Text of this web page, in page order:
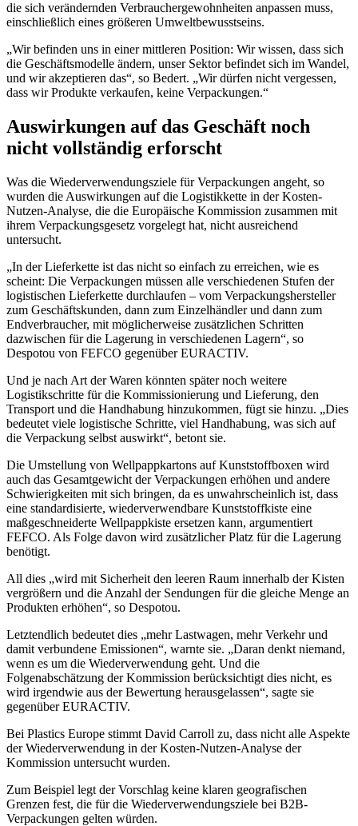
die sich verändernden Verbrauchergewohnheiten anpassen muss,
einschließlich eines größeren Umweltbewusstseins.
„Wir befinden uns in einer mittleren Position: Wir wissen, dass sich
die Geschäftsmodelle ändern, unser Sektor befindet sich im Wandel,
und wir akzeptieren das“, so Bedert. „Wir dürfen nicht vergessen,
dass wir Produkte verkaufen, keine Verpackungen.“
Auswirkungen auf das Geschäft noch
nicht vollständig erforscht
Was die Wiederverwendungsziele für Verpackungen angeht, so
wurden die Auswirkungen auf die Logistikkette in der Kosten-
Nutzen-Analyse, die die Europäische Kommission zusammen mit
ihrem Verpackungsgesetz vorgelegt hat, nicht ausreichend
untersucht.
„In der Lieferkette ist das nicht so einfach zu erreichen, wie es
scheint: Die Verpackungen müssen alle verschiedenen Stufen der
logistischen Lieferkette durchlaufen – vom Verpackungshersteller
zum Geschäftskunden, dann zum Einzelhändler und dann zum
Endverbraucher, mit möglicherweise zusätzlichen Schritten
dazwischen für die Lagerung in verschiedenen Lagern“, so
Despotou von FEFCO gegenüber EURACTIV.
Und je nach Art der Waren könnten später noch weitere
Logistikschritte für die Kommissionierung und Lieferung, den
Transport und die Handhabung hinzukommen, fügt sie hinzu. „Dies
bedeutet viele logistische Schritte, viel Handhabung, was sich auf
die Verpackung selbst auswirkt“, betont sie.
Die Umstellung von Wellpappkartons auf Kunststoffboxen wird
auch das Gesamtgewicht der Verpackungen erhöhen und andere
Schwierigkeiten mit sich bringen, da es unwahrscheinlich ist, dass
eine standardisierte, wiederverwendbare Kunststoffkiste eine
maßgeschneiderte Wellpappkiste ersetzen kann, argumentiert
FEFCO. Als Folge davon wird zusätzlicher Platz für die Lagerung
benötigt.
All dies „wird mit Sicherheit den leeren Raum innerhalb der Kisten
vergrößern und die Anzahl der Sendungen für die gleiche Menge an
Produkten erhöhen“, so Despotou.
Letztendlich bedeutet dies „mehr Lastwagen, mehr Verkehr und
damit verbundene Emissionen“, warnte sie. „Daran denkt niemand,
wenn es um die Wiederverwendung geht. Und die
Folgenabschätzung der Kommission berücksichtigt dies nicht, es
wird irgendwie aus der Bewertung herausgelassen“, sagte sie
gegenüber EURACTIV.
Bei Plastics Europe stimmt David Carroll zu, dass nicht alle Aspekte
der Wiederverwendung in der Kosten-Nutzen-Analyse der
Kommission untersucht wurden.
Zum Beispiel legt der Vorschlag keine klaren geografischen
Grenzen fest, die für die Wiederverwendungsziele bei B2B-
Verpackungen gelten würden.